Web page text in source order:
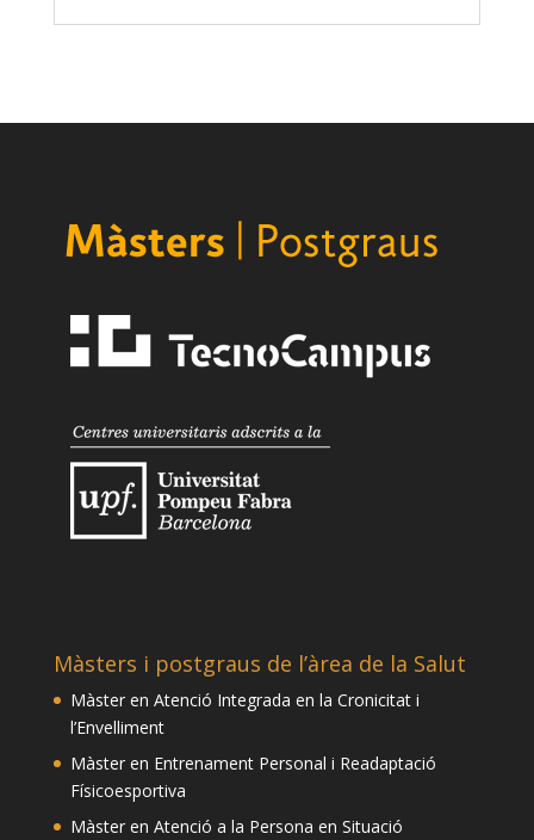
Màsters i postgraus de l’àrea de la Salut
Màster en Atenció Integrada en la Cronicitat i
l’Envelliment
Màster en Entrenament Personal i Readaptació
Físicoesportiva
Màster en Atenció a la Persona en Situació